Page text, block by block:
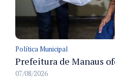
Política Municipal
07/08/2026